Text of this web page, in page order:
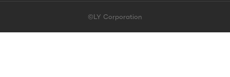
©LY Corporation
このコンテンツは掲載が終了しました | LINE占い